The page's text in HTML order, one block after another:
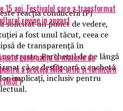
reacția conducerii IPJ
solicitat un punct de vedere,
a fost unul tăcut, ceea ce
de transparență în
contraste, Parchetul de pe lângă
că se desfășoară o anchetă
implicați, inclusiv pentru
15 ani. Festivalul care a transformat
revine in august
guvernanța în materie de
a proteja IMM-urile și furnizorii